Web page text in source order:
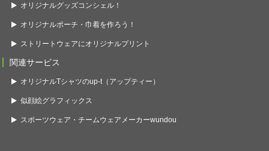
オリジナルグッズコンシェル！
オリジナルポーチ・巾着を作ろう！
ストリートウェアにオリジナルプリント
関連サービス
オリジナルTシャツのup-t（アップティー）
似顔絵グラフィックス
スポーツウェア・チームウェアメーカーwundou